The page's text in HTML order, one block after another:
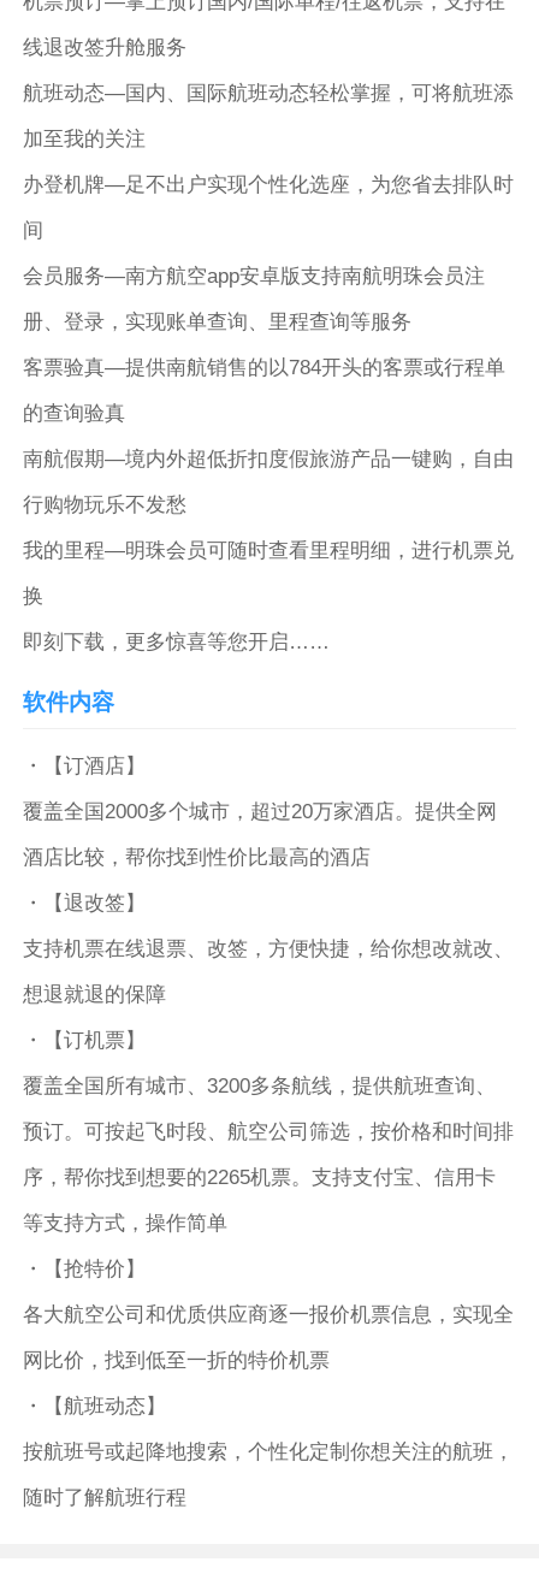
线退改签升舱服务
航班动态―国内、国际航班动态轻松掌握，可将航班添
加至我的关注
办登机牌―足不出户实现个性化选座，为您省去排队时
间
会员服务―南方航空app安卓版支持南航明珠会员注
册、登录，实现账单查询、里程查询等服务
客票验真―提供南航销售的以784开头的客票或行程单
的查询验真
南航假期―境内外超低折扣度假旅游产品一键购，自由
行购物玩乐不发愁
我的里程―明珠会员可随时查看里程明细，进行机票兑
换
即刻下载，更多惊喜等您开启……
软件内容
・【订酒店】
覆盖全国2000多个城市，超过20万家酒店。提供全网
酒店比较，帮你找到性价比最高的酒店
・【退改签】
支持机票在线退票、改签，方便快捷，给你想改就改、
想退就退的保障
・【订机票】
覆盖全国所有城市、3200多条航线，提供航班查询、
预订。可按起飞时段、航空公司筛选，按价格和时间排
序，帮你找到想要的2265机票。支持支付宝、信用卡
等支持方式，操作简单
・【抢特价】
各大航空公司和优质供应商逐一报价机票信息，实现全
网比价，找到低至一折的特价机票
・【航班动态】
按航班号或起降地搜索，个性化定制你想关注的航班，
随时了解航班行程